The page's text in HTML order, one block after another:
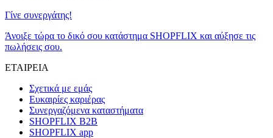
Γίνε συνεργάτης!
Άνοιξε τώρα το δικό σου κατάστημα SHOPFLIX και αύξησε τις
πωλήσεις σου.
ΕΤΑΙΡΕΙΑ
Σχετικά με εμάς
Ευκαιρίες καριέρας
Συνεργαζόμενα καταστήματα
SHOPFLIX B2B
SHOPFLIX app